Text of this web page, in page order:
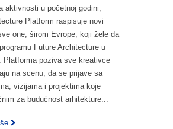
aktivnosti u početnoj godini,
Platform raspisuje novi
one, širom Evrope, koji žele da
Future Architecture u
Platforma poziva sve kreativce
na scenu, da se prijave sa
vizijama i projektima koje
za budućnost arhitekture...